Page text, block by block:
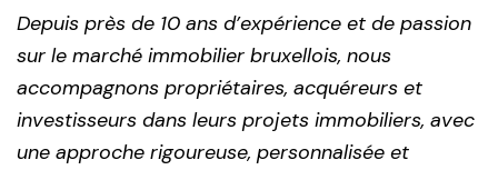
Depuis près de 10 ans d’expérience et de passion
sur le marché immobilier bruxellois, nous
accompagnons propriétaires, acquéreurs et
investisseurs dans leurs projets immobiliers, avec
une approche rigoureuse, personnalisée et